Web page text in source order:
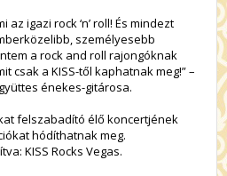
az igazi rock ‘n’ roll! És mindezt
személyesebb
a rock and roll rajongóknak
csak a KISS-től kaphatnak meg!” –
énekes-gitárosa.
felszabadító élő koncertjének
hódíthatnak meg.
KISS Rocks Vegas.